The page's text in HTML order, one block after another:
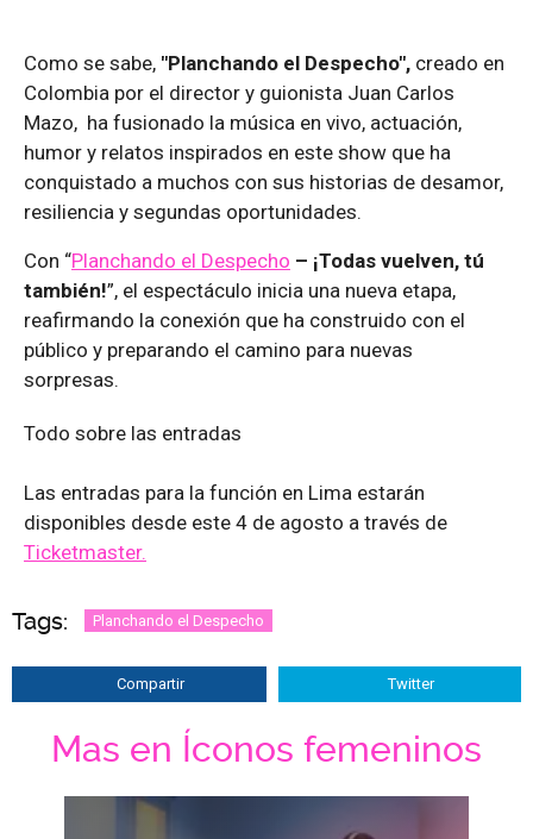
Como se sabe, "Planchando el Despecho", creado en
Colombia por el director y guionista Juan Carlos
Mazo, ha fusionado la música en vivo, actuación,
humor y relatos inspirados en este show que ha
conquistado a muchos con sus historias de desamor,
resiliencia y segundas oportunidades.
Con “Planchando el Despecho – ¡Todas vuelven, tú
también!”, el espectáculo inicia una nueva etapa,
reafirmando la conexión que ha construido con el
público y preparando el camino para nuevas
sorpresas.
Todo sobre las entradas
Las entradas para la función en Lima estarán
disponibles desde este 4 de agosto a través de
Ticketmaster.
Tags: Planchando el Despecho
Compartir Twitter
Mas en Íconos femeninos